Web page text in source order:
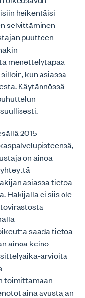
heikentäisi
selvittäminen
puutteen
menettelytapaa
kun asiassa
Käytännössä
2015
on ainoa
asiassa tietoa
Hakijalla ei siis ole
saada tietoa
ainoa keino
arvioita
toimittamaan
aina avustajan